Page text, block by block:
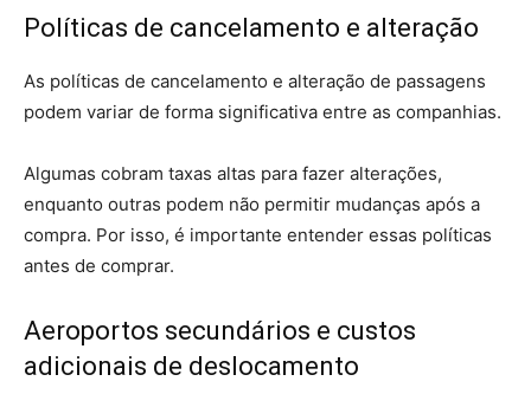
Políticas de cancelamento e alteração
As políticas de cancelamento e alteração de passagens
podem variar de forma significativa entre as companhias.
Algumas cobram taxas altas para fazer alterações,
enquanto outras podem não permitir mudanças após a
compra. Por isso, é importante entender essas políticas
antes de comprar.
Aeroportos secundários e custos
adicionais de deslocamento